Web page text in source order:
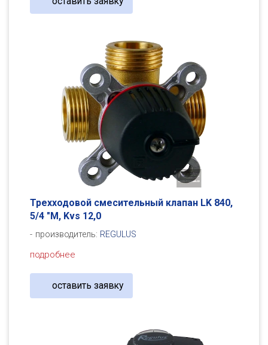
Трехходовой смесительный клапан LK 840,
5/4 "M, Kvs 12,0
производитель: REGULUS
подробнее
оставить заявку